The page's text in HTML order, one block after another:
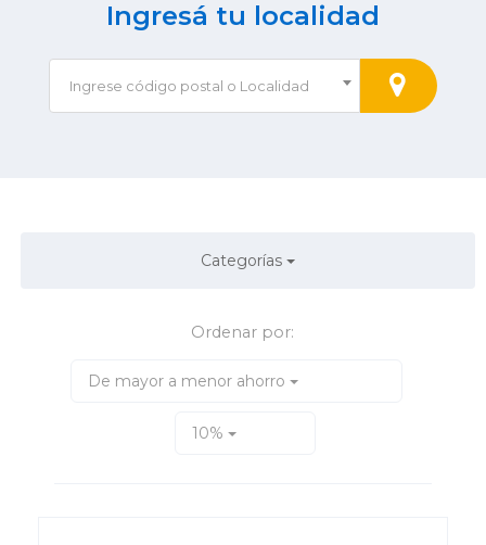
Ingresá tu localidad
Ingrese código postal o Localidad
Categorías
Ordenar por:
De mayor a menor ahorro
10%